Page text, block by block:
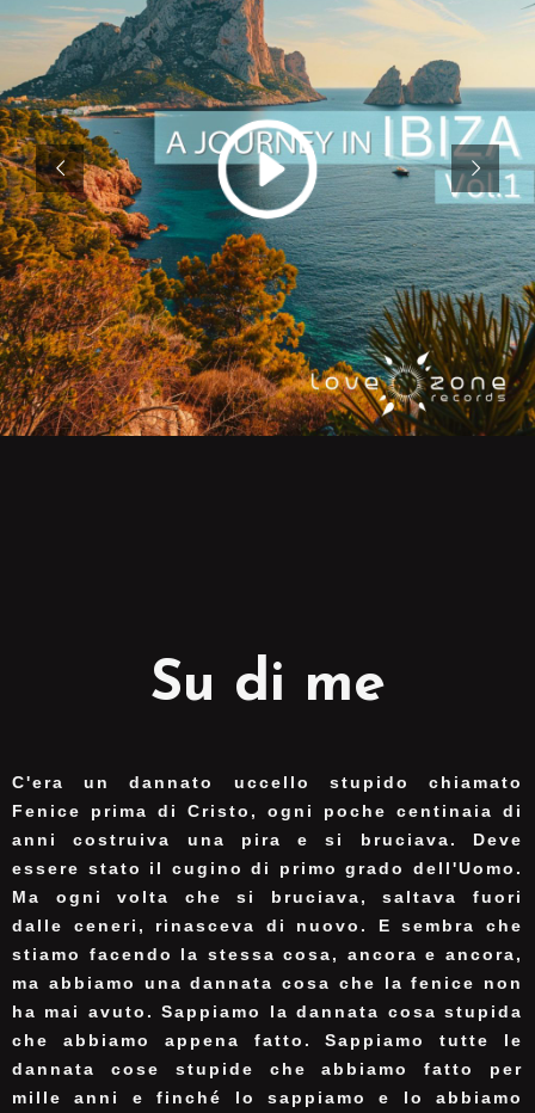
Su di me
C'era un dannato uccello stupido chiamato
Fenice prima di Cristo, ogni poche centinaia di
anni costruiva una pira e si bruciava. Deve
essere stato il cugino di primo grado dell'Uomo.
Ma ogni volta che si bruciava, saltava fuori
dalle ceneri, rinasceva di nuovo. E sembra che
stiamo facendo la stessa cosa, ancora e ancora,
ma abbiamo una dannata cosa che la fenice non
ha mai avuto. Sappiamo la dannata cosa stupida
che abbiamo appena fatto. Sappiamo tutte le
dannata cose stupide che abbiamo fatto per
mille anni e finché lo sappiamo e lo abbiamo